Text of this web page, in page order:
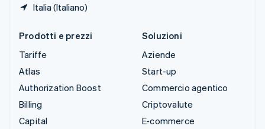
Italia (Italiano)
Prodotti e prezzi
Tariffe
Atlas
Authorization Boost
Billing
Capital
Soluzioni
Aziende
Start-up
Commercio agentico
Criptovalute
E-commerce